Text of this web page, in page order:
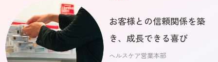
お客様との信頼関係を築
き、成長できる喜び
ヘルスケア営業本部